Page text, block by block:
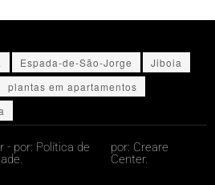
Espada-de-São-Jorge
Jiboia
plantas em apartamentos
- por: Política de
por: Creare
Center.